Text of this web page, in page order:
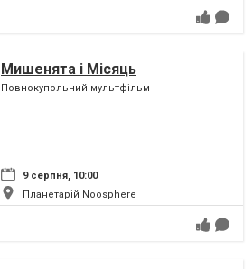
Мишенята і Місяць
Повнокупольний мультфільм
9 серпня, 10:00
Планетарій Noosphere